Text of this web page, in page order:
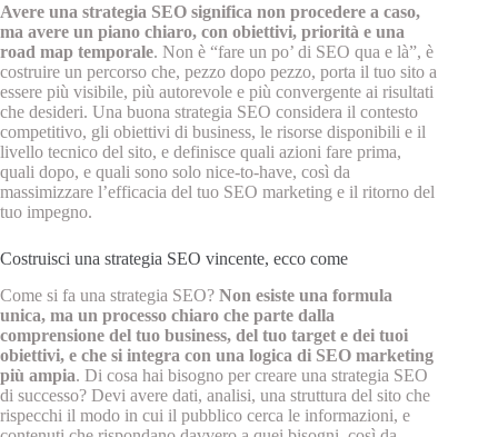
Avere una strategia SEO significa non procedere a caso,
ma avere un piano chiaro, con obiettivi, priorità e una
road map temporale. Non è “fare un po’ di SEO qua e là”, è
costruire un percorso che, pezzo dopo pezzo, porta il tuo sito a
essere più visibile, più autorevole e più convergente ai risultati
che desideri. Una buona strategia SEO considera il contesto
competitivo, gli obiettivi di business, le risorse disponibili e il
livello tecnico del sito, e definisce quali azioni fare prima,
quali dopo, e quali sono solo nice‑to‑have, così da
massimizzare l’efficacia del tuo SEO marketing e il ritorno del
tuo impegno.
Costruisci una strategia SEO vincente, ecco come
Come si fa una strategia SEO? Non esiste una formula
unica, ma un processo chiaro che parte dalla
comprensione del tuo business, del tuo target e dei tuoi
obiettivi, e che si integra con una logica di SEO marketing
più ampia. Di cosa hai bisogno per creare una strategia SEO
di successo? Devi avere dati, analisi, una struttura del sito che
rispecchi il modo in cui il pubblico cerca le informazioni, e